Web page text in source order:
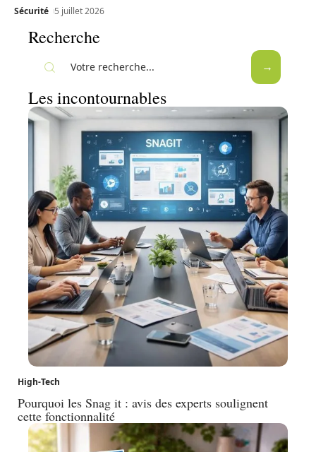
Sécurité 5 juillet 2026
Recherche
Les incontournables
High-Tech
Pourquoi les Snag it : avis des experts soulignent
cette fonctionnalité